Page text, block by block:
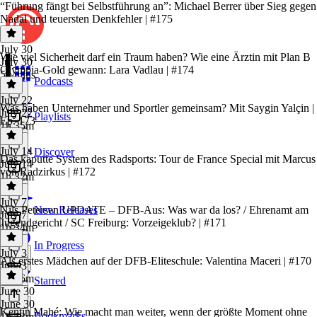
Podcasts
Playlists
Discover
New Releases
In Progress
Starred
“Führung fängt bei Selbstführung an”: Michael Berrer über Sieg gegen
Nadal und teuersten Denkfehler | #175
July 30
July 30
59 mins
Wie viel Sicherheit darf ein Traum haben? Wie eine Ärztin mit Plan B
Olympia-Gold gewann: Lara Vadlau | #174
July 22
July 22
1h 35m
Was haben Unternehmer und Sportler gemeinsam? Mit Saygin Yalçin |
Ep. 173
July 14
July 14
1h 32m
Das kaputte System des Radsports: Tour de France Special mit Marcus
von Radzirkus | #172
July 7
July 7
1h 34m
Nils Petersen UPDATE – DFB-Aus: Was war da los? / Ehrenamt am
Jugendgericht / SC Freiburg: Vorzeigeklub? | #171
July 3
July 3
1h 16m
Als erstes Mädchen auf der DFB-Eliteschule: Valentina Maceri | #170
June 30
June 30
Kentin Mahé: Wie macht man weiter, wenn der größte Moment ohne